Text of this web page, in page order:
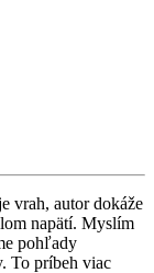
vrah, autor dokáže
napätí. Myslím
pohľady
To príbeh viac